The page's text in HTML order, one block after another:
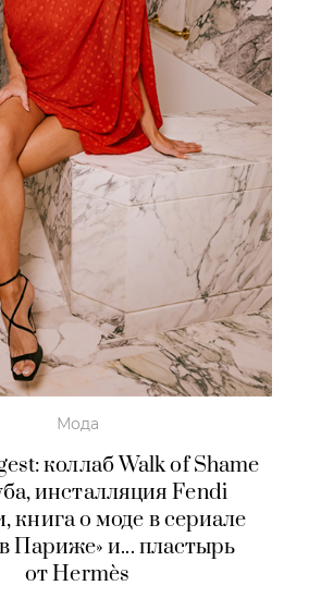
Мода
коллаб Walk of Shame
инсталляция Fendi
книга о моде в сериале
Париже» и... пластырь
от Hermès